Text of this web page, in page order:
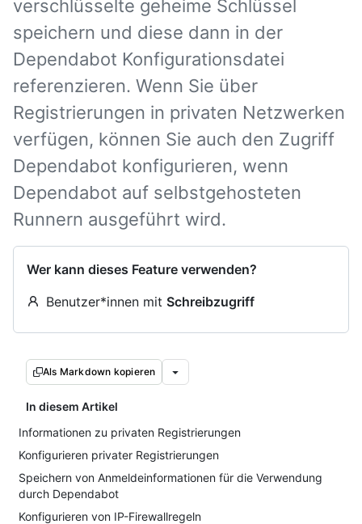
verschlüsselte geheime Schlüssel
speichern und diese dann in der
Dependabot Konfigurationsdatei
referenzieren. Wenn Sie über
Registrierungen in privaten Netzwerken
verfügen, können Sie auch den Zugriff
Dependabot konfigurieren, wenn
Dependabot auf selbstgehosteten
Runnern ausgeführt wird.
Wer kann dieses Feature verwenden?
Benutzer*innen mit Schreibzugriff
Als Markdown kopieren
In diesem Artikel
Informationen zu privaten Registrierungen
Konfigurieren privater Registrierungen
Speichern von Anmeldeinformationen für die Verwendung
durch Dependabot
Konfigurieren von IP-Firewallregeln